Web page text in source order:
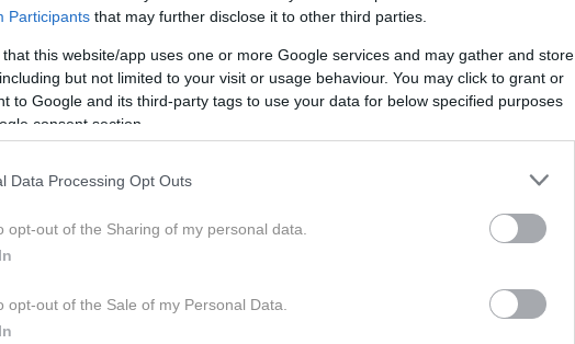
Participants that may further disclose it to other third parties.
that this website/app uses one or more Google services and may gather and store
but not limited to your visit or usage behaviour. You may click to grant or
to Google and its third-party tags to use your data for below specified purposes
consent section.
Data Processing Opt Outs
opt-out of the Sharing of my personal data.
opt-out of the Sale of my Personal Data.